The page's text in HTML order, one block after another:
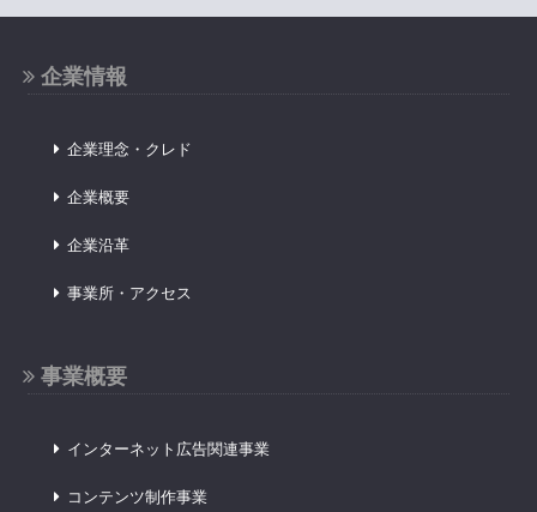
企業情報
企業理念・クレド
企業概要
企業沿革
事業所・アクセス
事業概要
インターネット広告関連事業
コンテンツ制作事業